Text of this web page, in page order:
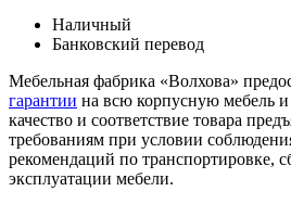
Наличный
Банковский перевод
Мебельная фабрика «Волхова»
гарантии на всю корпусную мебель и
качество и соответствие товара
требованиям при условии
рекомендаций по транспорти­ровке,
эксплуатации мебели.